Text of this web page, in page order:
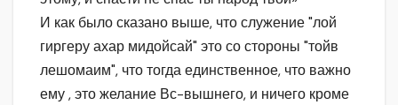
И как было сказано выше, что служение "лой
гиргеру ахар мидойсай" это со стороны "тойв
лешомаим", что тогда единственное, что важно
ему , это желание Вс-вышнего, и ничего кроме